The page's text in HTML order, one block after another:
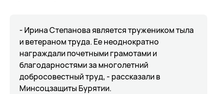
- Ирина Степанова является тружеником тыла
и ветераном труда. Ее неоднократно
награждали почетными грамотами и
благодарностями за многолетний
добросовестный труд, - рассказали в
Минсоцзащиты Бурятии.